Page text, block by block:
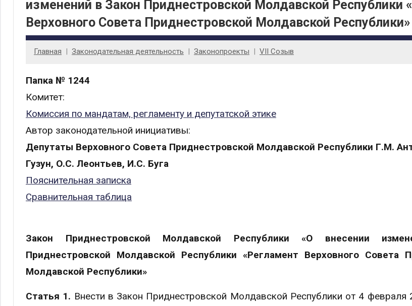
изменений в Закон Приднестровской Молдавской Республики
Верховного Совета Приднестровской Молдавской Республики»
Главная Законодательная деятельность Законопроекты VII Созыв
Папка № 1244
Комитет:
Комиссия по мандатам, регламенту и депутатской этике
Автор законодательной инициативы:
Депутаты Верховного Совета Приднестровской Молдавской Республики Г.М.
Гузун, О.С. Леонтьев, И.С. Буга
Пояснительная записка
Сравнительная таблица
Закон Приднестровской Молдавской Республики «О внесении
Приднестровской Молдавской Республики «Регламент Верховного Совета
Молдавской Республики»
Статья 1. Внести в Закон Приднестровской Молдавской Республики от 4